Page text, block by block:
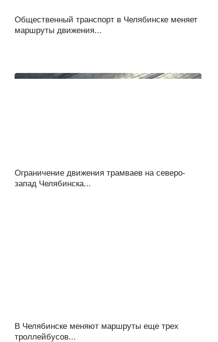
Общественный транспорт в Челябинске меняет
маршруты движения...
Ограничение движения трамваев на северо-
запад Челябинска...
В Челябинске меняют маршруты еще трех
троллейбусов...